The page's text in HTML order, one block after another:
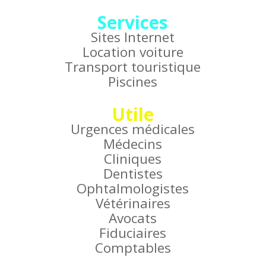
Services
Sites Internet
Location voiture
Transport touristique
Piscines
Utile
Urgences médicales
Médecins
Cliniques
Dentistes
Ophtalmologistes
Vétérinaires
Avocats
Fiduciaires
Comptables